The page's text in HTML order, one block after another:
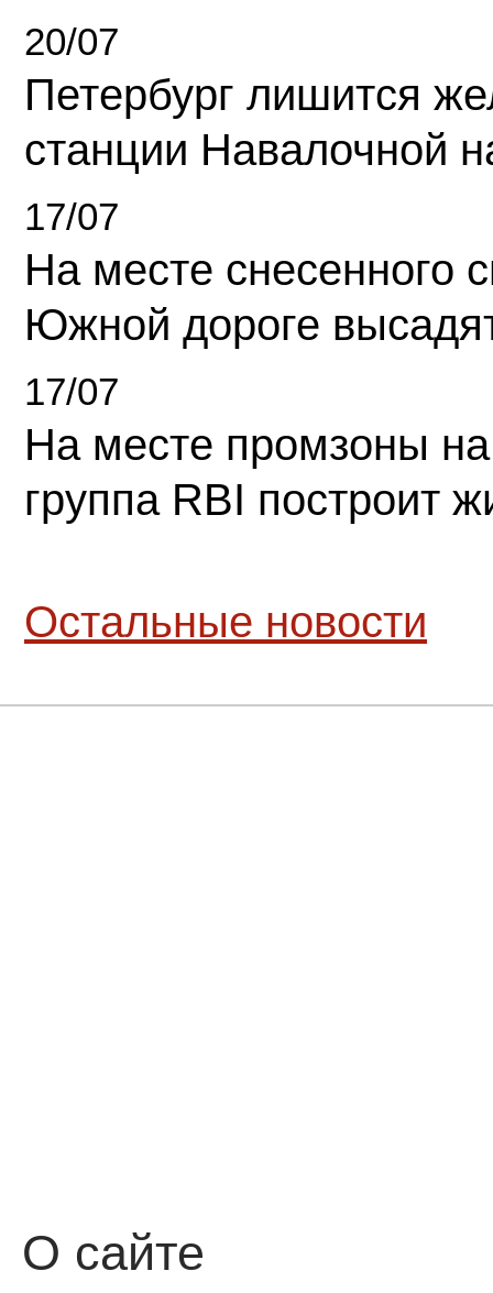
20/07
Петербург лишится
станции Навалочной
17/07
На месте снесенного
Южной дороге
17/07
На месте промзоны
группа RBI построит
Остальные новости
О сайте